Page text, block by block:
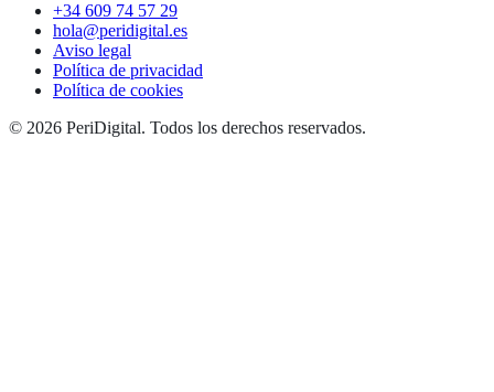
+34 609 74 57 29
hola@peridigital.es
Aviso legal
Política de privacidad
Política de cookies
© 2026 PeriDigital. Todos los derechos reservados.